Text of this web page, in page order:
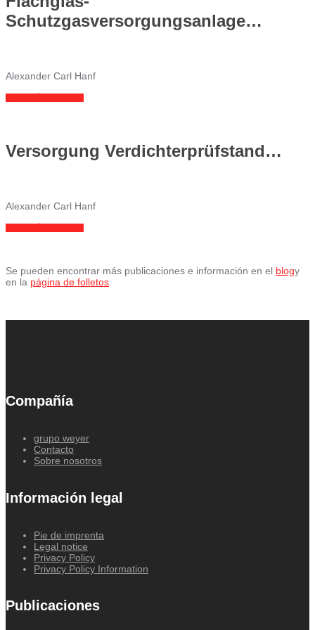
Schutzgasversorgungsanlage…
Alexander Carl Hanf
Versorgung Verdichterprüfstand…
Alexander Carl Hanf
Se pueden encontrar más publicaciones e información en el blogy
en la página de folletos.
Compañía
grupo weyer
Contacto
Sobre nosotros
Información legal
Pie de imprenta
Legal notice
Privacy Policy
Privacy Policy Information
Publicaciones